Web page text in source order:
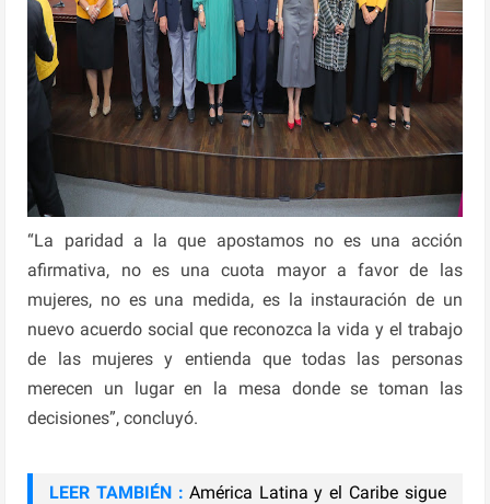
“La paridad a la que apostamos no es una acción
afirmativa, no es una cuota mayor a favor de las
mujeres, no es una medida, es la instauración de un
nuevo acuerdo social que reconozca la vida y el trabajo
de las mujeres y entienda que todas las personas
merecen un lugar en la mesa donde se toman las
decisiones”, concluyó.
LEER TAMBIÉN : América Latina y el Caribe sigue